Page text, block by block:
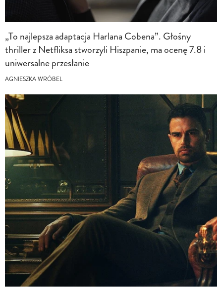
„To najlepsza adaptacja Harlana Cobena”. Głośny
thriller z Netfliksa stworzyli Hiszpanie, ma ocenę 7.8 i
uniwersalne przesłanie
AGNIESZKA WRÓBEL